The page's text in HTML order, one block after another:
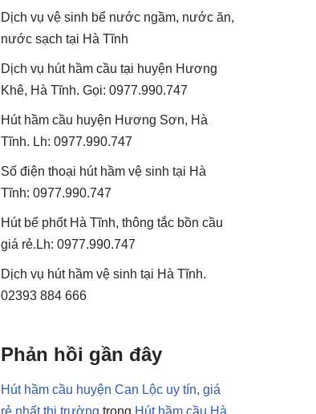
Dịch vụ vệ sinh bể nước ngầm, nước ăn,
nước sạch tại Hà Tĩnh
Dịch vụ hút hầm cầu tại huyện Hương
Khê, Hà Tĩnh. Gọi: 0977.990.747
Hút hầm cầu huyện Hương Sơn, Hà
Tĩnh. Lh: 0977.990.747
Số điện thoại hút hầm vệ sinh tại Hà
Tĩnh: 0977.990.747
Hút bể phốt Hà Tĩnh, thông tắc bồn cầu
giá rẻ.Lh: 0977.990.747
Dịch vụ hút hầm vệ sinh tại Hà Tĩnh.
02393 884 666
Phản hồi gần đây
Hút hầm cầu huyện Can Lộc uy tín, giá